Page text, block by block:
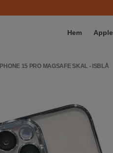
Hem Apple
IPHONE 15 PRO MAGSAFE SKAL - ISBLÅ